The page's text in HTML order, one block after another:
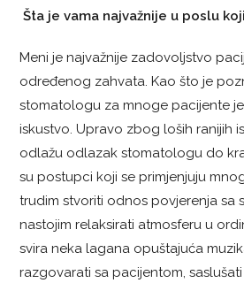
Šta je vama najvažnije u poslu
Meni je najvažnije zadovoljstvo
određenog zahvata. Kao što je
stomatologu za mnoge pacijente
iskustvo. Upravo zbog loših ranijih
odlažu odlazak stomatologu do
su postupci koji se primjenjuju
trudim stvoriti odnos povjerenja sa
nastojim relaksirati atmosferu u
svira neka lagana opuštajuća
razgovarati sa pacijentom,